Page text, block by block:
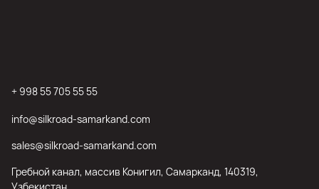
+ 998 55 705 55 55
info@silkroad-samarkand.com
sales@silkroad-samarkand.com
Гребной канал, массив Конигил, Самарканд, 140319,